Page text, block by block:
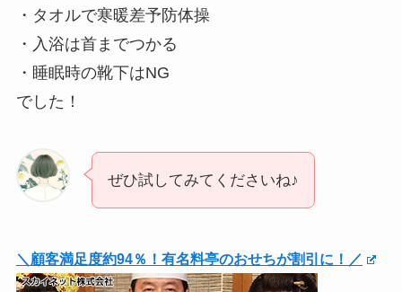
・タオルで寒暖差予防体操
・入浴は首までつかる
・睡眠時の靴下はNG
でした！
ぜひ試してみてくださいね♪
＼顧客満足度約94％！有名料亭のおせちが割引に！／